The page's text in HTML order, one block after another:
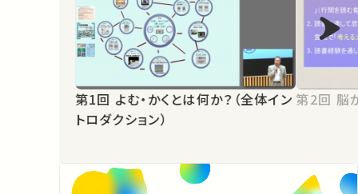
第1回 よむ・かくとは何か？（全体イン
トロダクション）
第2